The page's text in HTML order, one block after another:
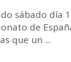
sábado día
de
que un ...